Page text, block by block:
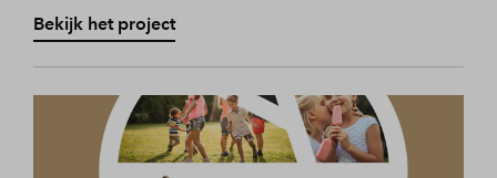
Bekijk het project